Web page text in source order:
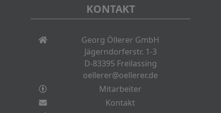
KONTAKT
Georg Öllerer GmbH
Jägerndorferstr. 1-3
D-83395 Freilassing
oellerer@oellerer.de
Mitarbeiter
Kontakt